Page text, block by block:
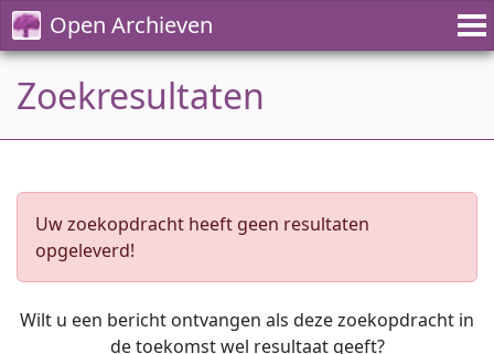
Open Archieven
Zoekresultaten
Uw zoekopdracht heeft geen resultaten
opgeleverd!
Wilt u een bericht ontvangen als deze zoekopdracht in
de toekomst wel resultaat geeft?